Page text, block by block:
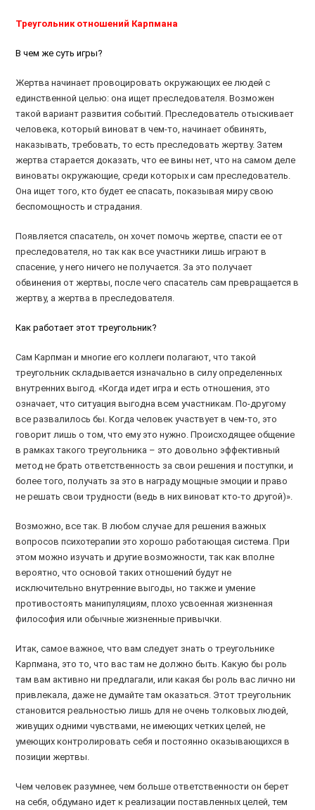
Треугольник отношений Карпмана
В чем же суть игры?
Жертва начинает провоцировать окружающих ее людей с
единственной целью: она ищет преследователя. Возможен
такой вариант развития событий. Преследователь отыскивает
человека, который виноват в чем-то, начинает обвинять,
наказывать, требовать, то есть преследовать жертву. Затем
жертва старается доказать, что ее вины нет, что на самом деле
виноваты окружающие, среди которых и сам преследователь.
Она ищет того, кто будет ее спасать, показывая миру свою
беспомощность и страдания.
Появляется спасатель, он хочет помочь жертве, спасти ее от
преследователя, но так как все участники лишь играют в
спасение, у него ничего не получается. За это получает
обвинения от жертвы, после чего спасатель сам превращается в
жертву, а жертва в преследователя.
Как работает этот треугольник?
Сам Карпман и многие его коллеги полагают, что такой
треугольник складывается изначально в силу определенных
внутренних выгод. «Когда идет игра и есть отношения, это
означает, что ситуация выгодна всем участникам. По-другому
все развалилось бы. Когда человек участвует в чем-то, это
говорит лишь о том, что ему это нужно. Происходящее общение
в рамках такого треугольника – это довольно эффективный
метод не брать ответственность за свои решения и поступки, и
более того, получать за это в награду мощные эмоции и право
не решать свои трудности (ведь в них виноват кто-то другой)».
Возможно, все так. В любом случае для решения важных
вопросов психотерапии это хорошо работающая система. При
этом можно изучать и другие возможности, так как вполне
вероятно, что основой таких отношений будут не
исключительно внутренние выгоды, но также и умение
противостоять манипуляциям, плохо усвоенная жизненная
философия или обычные жизненные привычки.
Итак, самое важное, что вам следует знать о треугольнике
Карпмана, это то, что вас там не должно быть. Какую бы роль
там вам активно ни предлагали, или какая бы роль вас лично ни
привлекала, даже не думайте там оказаться. Этот треугольник
становится реальностью лишь для не очень толковых людей,
живущих одними чувствами, не имеющих четких целей, не
умеющих контролировать себя и постоянно оказывающихся в
позиции жертвы.
Чем человек разумнее, чем больше ответственности он берет
на себя, обдумано идет к реализации поставленных целей, тем